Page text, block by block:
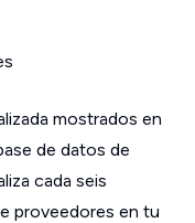
mostrados en
de datos de
cada seis
proveedores en tu